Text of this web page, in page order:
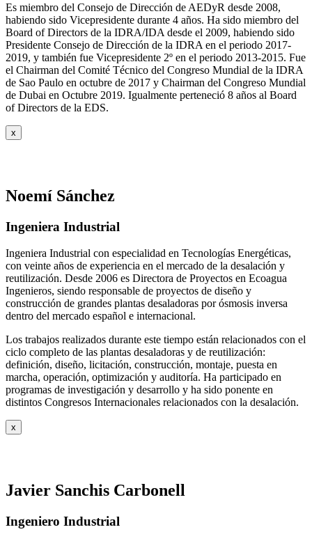
Es miembro del Consejo de Dirección de AEDyR desde 2008,
habiendo sido Vicepresidente durante 4 años. Ha sido miembro del
Board of Directors de la IDRA/IDA desde el 2009, habiendo sido
Presidente Consejo de Dirección de la IDRA en el periodo 2017-
2019, y también fue Vicepresidente 2º en el periodo 2013-2015. Fue
el Chairman del Comité Técnico del Congreso Mundial de la IDRA
de Sao Paulo en octubre de 2017 y Chairman del Congreso Mundial
de Dubai en Octubre 2019. Igualmente perteneció 8 años al Board
of Directors de la EDS.
x
Noemí Sánchez
Ingeniera Industrial
Ingeniera Industrial con especialidad en Tecnologías Energéticas,
con veinte años de experiencia en el mercado de la desalación y
reutilización. Desde 2006 es Directora de Proyectos en Ecoagua
Ingenieros, siendo responsable de proyectos de diseño y
construcción de grandes plantas desaladoras por ósmosis inversa
dentro del mercado español e internacional.
Los trabajos realizados durante este tiempo están relacionados con el
ciclo completo de las plantas desaladoras y de reutilización:
definición, diseño, licitación, construcción, montaje, puesta en
marcha, operación, optimización y auditoría. Ha participado en
programas de investigación y desarrollo y ha sido ponente en
distintos Congresos Internacionales relacionados con la desalación.
x
Javier Sanchis Carbonell
Ingeniero Industrial